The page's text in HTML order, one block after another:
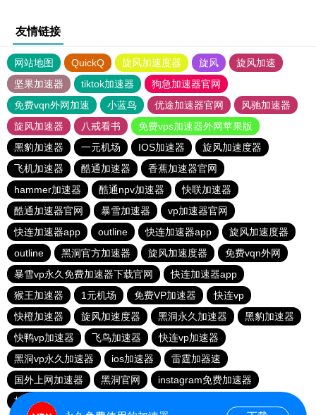
友情链接
网站地图 QuickQ 旋风加速度器 旋风
旋风加速
坚果加速器
tiktok加速器
狗急加速器官网
免费vqn外网加速
小蓝鸟 优途加速器官网
风驰加速器
旋风加速器
八戒看书
免费vps加速器外网苹果版
黑豹加速器
一元机场 IOS加速器
旋风加速度器
飞机加速器
酷通加速器
香蕉加速器官网
hammer加速器
酷通npv加速器
快联加速器
酷通加速器官网
暴雪加速器
vp加速器官网
快连加速器app
outline 快连加速器app
旋风加速度器
outline
黑洞官方加速器 旋风加速度器
免费vqn外网
暴雪vp永久免费加速器下载官网
快连加速器app
猴王加速器
1元机场 免费VP加速器
快连vp
快橙加速器
旋风加速度器 黑洞永久加速器
黑豹加速器
快鸭vp加速器
飞鸟加速器
快连vp加速器
黑洞vp永久加速器
ios加速器
雷霆加器速
国外上网加速器
黑洞官网
instagram免费加速器
极光vqn官网